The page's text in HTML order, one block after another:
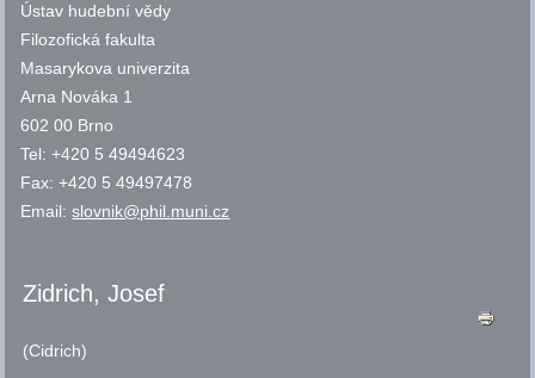
Ústav hudební vědy
Filozofická fakulta
Masarykova univerzita
Arna Nováka 1
602 00 Brno
Tel: +420 5 49494623
Fax: +420 5 49497478
Email:slovnik@phil.muni.cz
Zidrich, Josef
(Cidrich)